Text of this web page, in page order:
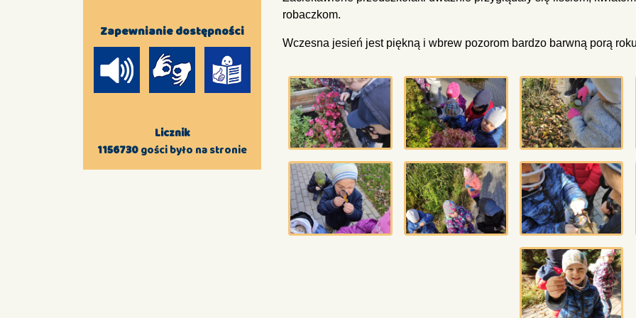
robaczkom.
Wczesna jesień jest piękną i wbrew pozorom bardzo barwną porą
Zapewnianie dostępności
Licznik
1156730gości było na stronie